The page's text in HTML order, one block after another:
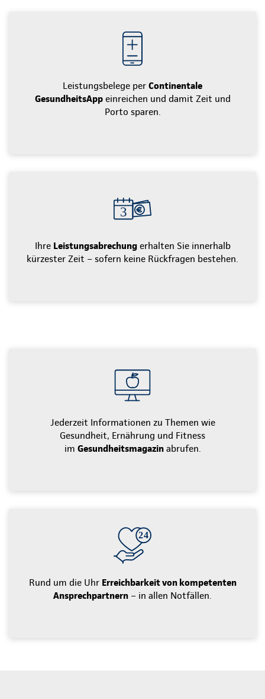
Leistungsbelege per Continentale
GesundheitsAppeinreichen und damit Zeit und
Porto sparen.
Ihre Leistungsabrechungerhalten Sie innerhalb
kürzester Zeit – sofern keine Rückfragen bestehen.
Jederzeit Informationen zu Themen wie
Gesundheit, Ernährung und Fitness
im Gesundheitsmagazinabrufen.
Rund um die Uhr Erreichbarkeit von kompetenten
Ansprechpartnern – in allen Notfällen.